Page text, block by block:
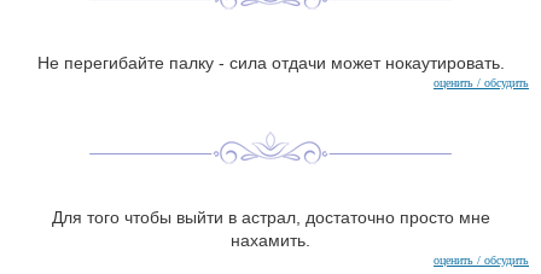
Не перегибайте палку - сила отдачи может нокаутировать.
оценить / обсудить
Для того чтобы выйти в астрал, достаточно просто мне
нахамить.
оценить / обсудить